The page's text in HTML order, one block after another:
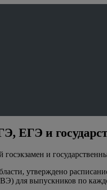
ЕГЭ и
и
утверждено
для выпускников по